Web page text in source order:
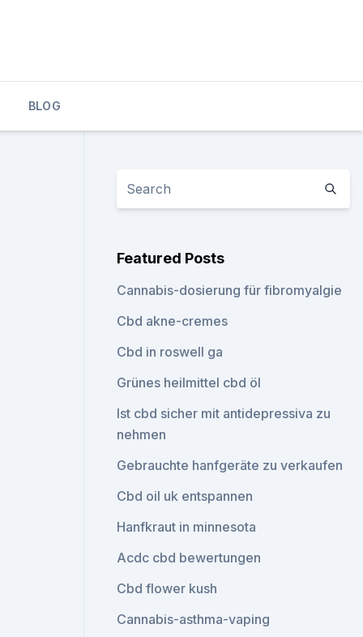
BLOG
Featured Posts
Cannabis-dosierung für fibromyalgie
Cbd akne-cremes
Cbd in roswell ga
Grünes heilmittel cbd öl
Ist cbd sicher mit antidepressiva zu
nehmen
Gebrauchte hanfgeräte zu verkaufen
Cbd oil uk entspannen
Hanfkraut in minnesota
Acdc cbd bewertungen
Cbd flower kush
Cannabis-asthma-vaping